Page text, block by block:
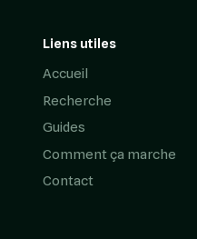
Liens utiles
Accueil
Recherche
Guides
Comment ça marche
Contact